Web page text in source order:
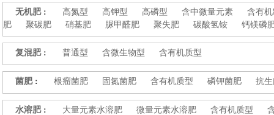
无机肥： 高氮型 高钾型 高磷型 含中微量元素
含有
肥
聚碳肥 硝基肥 脲甲醛肥 聚失肥 碳酸氢铵 钙镁磷
复混肥： 普通型 含微生物型 含有机质型
菌肥： 根瘤菌肥 固氮菌肥 含有机质型 磷钾菌肥 抗
水溶肥： 大量元素水溶肥 微量元素水溶肥 含有机质型